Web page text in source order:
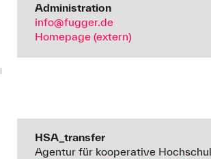
Administration
info@fugger.de
Homepage (extern)
HSA_transfer
Agentur für kooperative